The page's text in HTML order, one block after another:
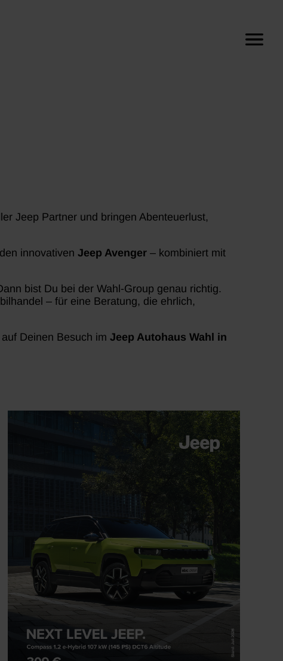
Jeep Partner und bringen Abenteuerlust,
innovativen Jeep Avenger – kombiniert mit
bist Du bei der Wahl-Group genau richtig.
– für eine Beratung, die ehrlich,
Deinen Besuch im Jeep Autohaus Wahl in